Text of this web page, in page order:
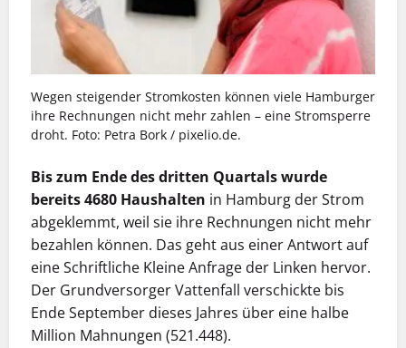
Wegen steigender Stromkosten können viele Hamburger
ihre Rechnungen nicht mehr zahlen – eine Stromsperre
droht. Foto: Petra Bork / pixelio.de.
Bis zum Ende des dritten Quartals wurde
bereits 4680 Haushalten in Hamburg der Strom
abgeklemmt, weil sie ihre Rechnungen nicht mehr
bezahlen können. Das geht aus einer Antwort auf
eine Schriftliche Kleine Anfrage der Linken hervor.
Der Grundversorger Vattenfall verschickte bis
Ende September dieses Jahres über eine halbe
Million Mahnungen (521.448).